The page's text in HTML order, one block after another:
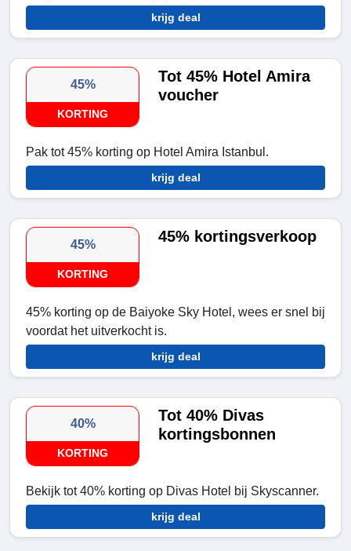
krijg deal
45%
KORTING
Tot 45% Hotel Amira
voucher
Pak tot 45% korting op Hotel Amira Istanbul.
krijg deal
45%
KORTING
45% kortingsverkoop
45% korting op de Baiyoke Sky Hotel, wees er snel bij
voordat het uitverkocht is.
krijg deal
40%
KORTING
Tot 40% Divas
kortingsbonnen
Bekijk tot 40% korting op Divas Hotel bij Skyscanner.
krijg deal